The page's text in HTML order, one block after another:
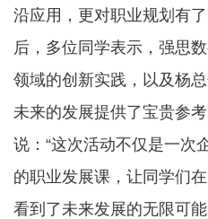
沿应用，更对职业规划有
后，多位同学表示，强思
领域的创新实践，以及杨
未来的发展提供了宝贵参
说：“这次活动不仅是一次
的职业发展课，让同学们
看到了未来发展的无限可能